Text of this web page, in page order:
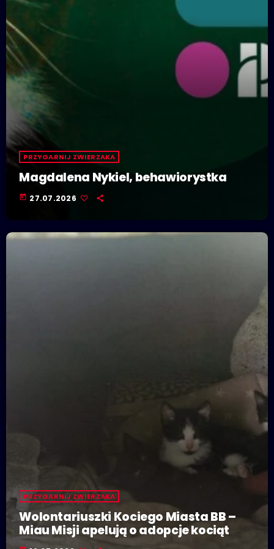
PRZYGARNIJ ZWIERZAKA
Magdalena Nykiel, behawiorystka
today 27.07.2026
PRZYGARNIJ ZWIERZAKA
Wolontariuszki Kociego Miasta BB –
Miau Misji apelują o adopcje kociąt